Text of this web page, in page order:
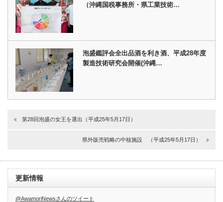
（沖縄国税事務所・県工業技術…
泡盛鑑評会全出品酒を利き酒、平成28年度
製造技術研究会開催(沖縄…
第28回泡盛の女王を選出（平成25年5月17日）
県外販売戦略の中核施設 （平成25年5月17日）
更新情報
@AwamoriNewsさんのツイート